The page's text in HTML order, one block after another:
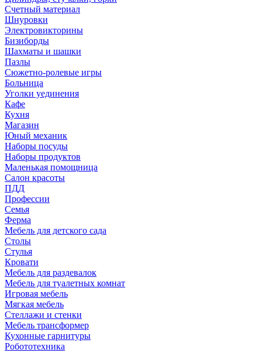
Счетный материал
Шнуровки
Электровикторины
Бизиборды
Шахматы и шашки
Пазлы
Сюжетно-ролевые игры
Больница
Уголки уединения
Кафе
Кухня
Магазин
Юный механик
Наборы посуды
Наборы продуктов
Маленькая помощница
Салон красоты
ПДД
Профессии
Семья
Ферма
Мебель для детского сада
Столы
Cтулья
Кровати
Мебель для раздевалок
Мебель для туалетных комнат
Игровая мебель
Мягкая мебель
Стеллажи и стенки
Мебель трансформер
Кухонные гарнитуры
Робототехника